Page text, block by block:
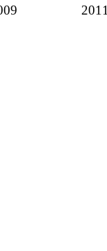
2011